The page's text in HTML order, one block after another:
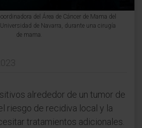
del Área de Cáncer de Mama del
de Navarra, durante una cirugía
de mama.
alrededor de un tumor de
riesgo de recidiva local y la
tratamientos adicionales.